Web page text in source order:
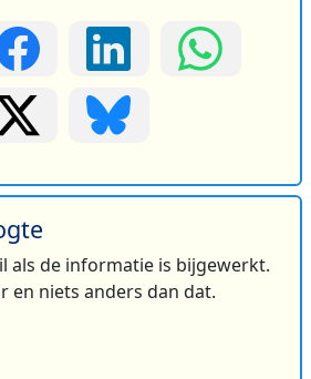
als de informatie is bijgewerkt.
en niets anders dan dat.